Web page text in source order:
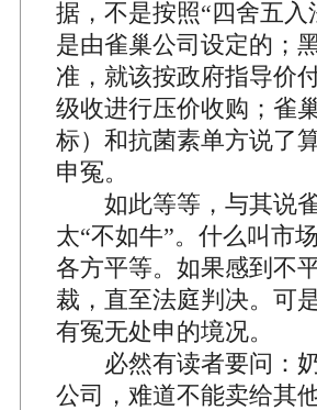
据，不是按照“四舍五
是由雀巢公司设定的；
准，就该按政府指导价
级收进行压价收购；雀
标）和抗菌素单方说了
申冤。
如此等等，与其说雀
太“不如牛”。什么叫市
各方平等。如果感到不
裁，直至法庭判决。可
有冤无处申的境况。
必然有读者要问：奶
公司，难道不能卖给其